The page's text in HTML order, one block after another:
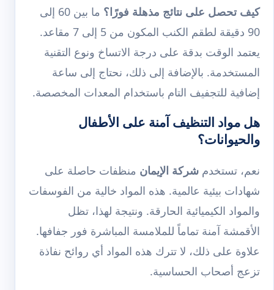
كيف تحصل على نتائج مذهلة فورًا؟
ما بين 60 إلى
90 دقيقة لطقم الكنب المكون من 5 إلى 7 مقاعد.
يعتمد الوقت بدقة على درجة الاتساخ ونوع التقنية
المستخدمة. بالإضافة إلى ذلك، نحتاج إلى ساعة
إضافية للتجفيف التام باستخدام المعدات المخصصة.
هل مواد التنظيف آمنة على الأطفال
والحيوانات؟
نعم، تستخدم شركة الإيمان منظفات حاصلة على
شهادات بيئية عالمية. هذه المواد خالية من الفوسفات
والمواد الكيميائية الحارقة. ونتيجة لهذا، تظل
الأقمشة آمنة تماماً للملامسة المباشرة فور جفافها.
علاوة على ذلك، لا تترك هذه المواد أي روائح نفاذة
تزعج أصحاب الحساسية.